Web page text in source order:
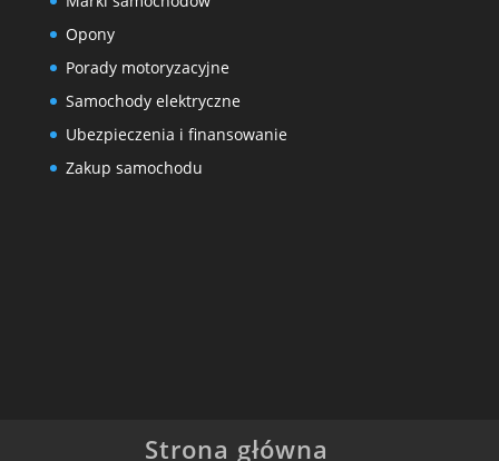
Opony
Porady motoryzacyjne
Samochody elektryczne
Ubezpieczenia i finansowanie
Zakup samochodu
Strona główna